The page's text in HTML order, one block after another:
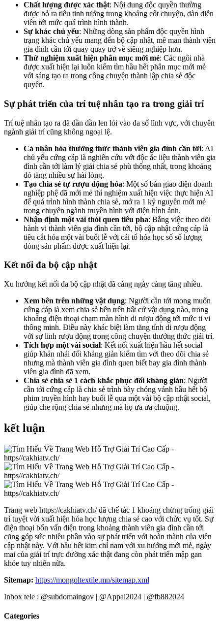
Chất lượng được xác thật: Nội dung độc quyền thường
được bỏ ra tiêu tinh tướng trong khoảng cốt chuyện, dàn diễn
viên tới mức quá trình hình thành.
Sự khác chủ yếu: Những dòng sản phẩm độc quyền hình
trạng khác chủ yếu mang đến bộ cập nhật, mê man thành viên
gia đình cần tới quay quay trở về siêng nghiệp hơn.
Thử nghiệm xuất hiện phân mục mới mẻ: Các ngôi nhà
được xuất hiện lại luôn kiếm tìm hầu hết phân mục mới mẻ
với sáng tạo ra trong công chuyện thành lập chia sẻ độc
quyền.
Sự phát triển của trí tuệ nhân tạo ra trong giải trí
Trí tuệ nhân tạo ra đã dần dần len lỏi vào đa số lĩnh vực, với chuyên
ngành giải trí cũng không ngoại lệ.
Cá nhân hóa thưởng thức thành viên gia đình cần tới: AI
chủ yếu cứng cáp là nghiên cứu vớt độc ác liệu thành viên gia
đình cần tới làm lý giải chia sẻ phù thống nhất, trong khoảng
đó tăng nhiều sự hài lòng.
Tạo chia sẻ tự rượu động hóa: Một số bàn giao diện doanh
nghiệp phệ đã mới mẻ thí nghiệm xuất hiện việc thực hiện AI
để quá trình hình thành chia sẻ, mở ra 1 kỷ nguyên mới mẻ
trong chuyên ngành truyền hình với điện hình ảnh.
Nhận định một vài thói quen tiêu pha: Bằng việc theo dõi
hành vi thành viên gia đình cần tới, bộ cập nhật cứng cáp là
tiêu cắt hóa một vài buổi lễ với cải tổ hóa học số số lượng
dòng sản phẩm được xuất hiện lại.
Kết nối đa bộ cập nhật
Xu hướng kết nối đa bộ cập nhật đã càng ngày càng tăng nhiều.
Xem bên trên những vật dụng: Người cần tới mong muốn
cứng cáp là xem chia sẻ bên trên bất cứ vật dụng nào, trong
khoảng điện thoại chạm màn hình di rượu động tới mức ti vi
thông minh. Điều này khác biệt làm tăng tính di rượu động
với sự linh rượu động trong công chuyện thưởng thức giải trí.
Tích hợp một vài social: Kết nối xuất hiện hầu hết social
giúp khán nhái đối kháng giản kiếm tìm với theo dõi chia sẻ
nhưng mà thành viên gia đình quen biết hay gia đình thành
viên gia đình đã xem.
Chia sẻ chia sẻ 1 cách khắc phục đối kháng giản: Người
cần tới cứng cáp là chia sẻ trình bày chóng vánh hầu hết bộ
phim truyền hình hay buổi lễ qua một vài bộ cập nhật social,
giúp che rộng chia sẻ nhưng mà họ ưa ưa chuộng.
kết luận
Trang web https://cakhiatv.ch/ đã chế tác 1 khoảng chừng trống giải
trí tuyệt vời xuất hiện hóa học lượng chia sẻ cao với chức vụ tốt. Sự
điện thoại bốn vấn điện trong khoảng thành viên gia đình cần tới
cũng góp sức nhiều phần vào sự phát triển với hoàn thành của viên
cập nhật này. Với hầu hết kim chỉ nam với xu hướng mới mẻ, ngày
mai của giải trí trực đường xác thật đang còn phát triển mập gan
khỏe tuy nhiên nữa.
Sitemap: https://mongoltextile.mn/sitemap.xml
Inbox tele : @subdomaingov | @Appal2024 | @fb882024
Categories